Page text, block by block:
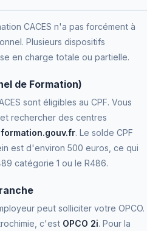
CACES n'a pas forcément à
Plusieurs dispositifs
en charge totale ou partielle.
de Formation)
sont éligibles au CPF. Vous
rechercher des centres
. Le solde CPF
est d'environ 500 euros, ce qui
catégorie 1 ou le R486.
peut solliciter votre OPCO.
c'est OPCO 2i. Pour la